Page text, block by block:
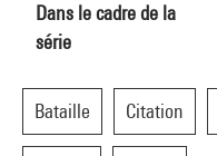
Dans le cadre de la
série
Bataille Citation